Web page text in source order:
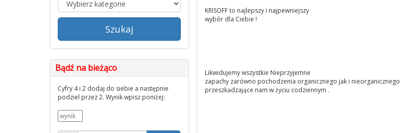
Szukaj
Bądź na bieżąco
Cyfry 4 i 2 dodaj do siebie a następnie
podziel przez 2. Wynik wpisz poniżej:
KRISOFF to najlepszy i najpewniejszy
wybór dla Ciebie !
Likwidujemy wszystkie Nieprzyjemne
zapachy zarówno pochodzenia organicznego jak i nieorganicznego
przeszkadzające nam w życiu codziennym .